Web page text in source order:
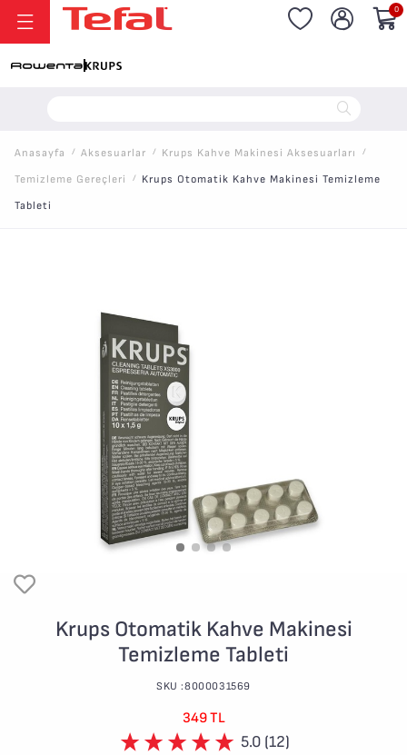
20.000 TL ve Üzeri Alışverişlerinizde Vade Farksız 6 Taksit!
0
Anasayfa / Aksesuarlar / Krups Kahve Makinesi Aksesuarları /
Temizleme Gereçleri /
Krups Otomatik Kahve Makinesi Temizleme
Tableti
Krups Otomatik Kahve Makinesi
Temizleme Tableti
SKU :8000031569
349 TL
5.0 (12)